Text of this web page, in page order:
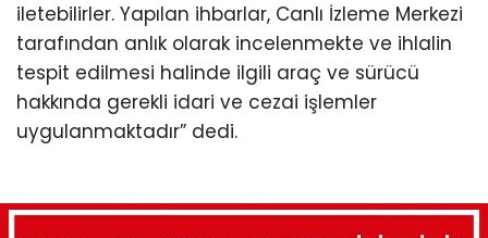
iletebilirler. Yapılan ihbarlar, Canlı İzleme Merkezi
tarafından anlık olarak incelenmekte ve ihlalin
tespit edilmesi halinde ilgili araç ve sürücü
hakkında gerekli idari ve cezai işlemler
uygulanmaktadır” dedi.